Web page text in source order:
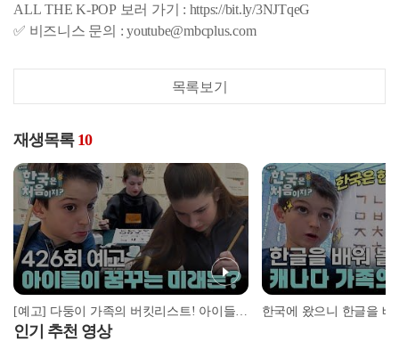
ALL THE K-POP 보러 가기 : https://bit.ly/3NJTqeG
✅ 비즈니스 문의 : youtube@mbcplus.com
목록보기
재생목록 10
[예고] 다둥이 가족의 버킷리스트! 아이들이 꿈꾸는 미래는?
인기 추천 영상